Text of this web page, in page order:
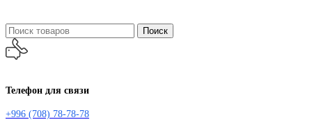
Поиск
Телефон для связи
+996 (708) 78-78-78